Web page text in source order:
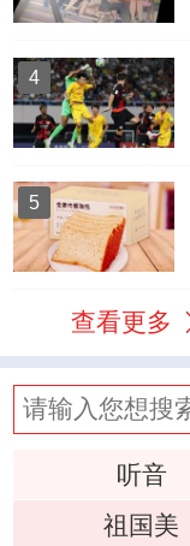
4
5
查看更多
听音
祖国美